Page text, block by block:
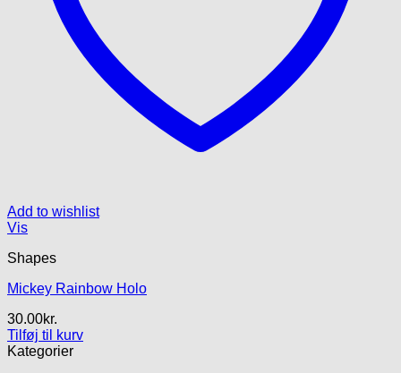
Add to wishlist
Vis
Shapes
Mickey Rainbow Holo
30.00kr.
Tilføj til kurv
Kategorier